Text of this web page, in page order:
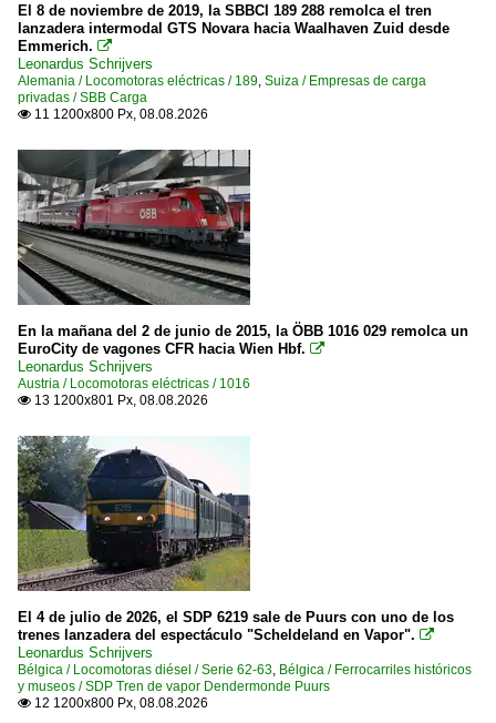
El 8 de noviembre de 2019, la SBBCI 189 288 remolca el tren
lanzadera intermodal GTS Novara hacia Waalhaven Zuid desde
Emmerich. 
Leonardus Schrijvers
Alemania / Locomotoras eléctricas / 189, Suiza / Empresas de carga
privadas / SBB Carga
 11 1200x800 Px, 08.08.2026
En la mañana del 2 de junio de 2015, la ÖBB 1016 029 remolca un
EuroCity de vagones CFR hacia Wien Hbf. 
Leonardus Schrijvers
Austria / Locomotoras eléctricas / 1016
 13 1200x801 Px, 08.08.2026
El 4 de julio de 2026, el SDP 6219 sale de Puurs con uno de los
trenes lanzadera del espectáculo "Scheldeland en Vapor". 
Leonardus Schrijvers
Bélgica / Locomotoras diésel / Serie 62-63, Bélgica / Ferrocarriles históricos
y museos / SDP Tren de vapor Dendermonde Puurs
 12 1200x800 Px, 08.08.2026